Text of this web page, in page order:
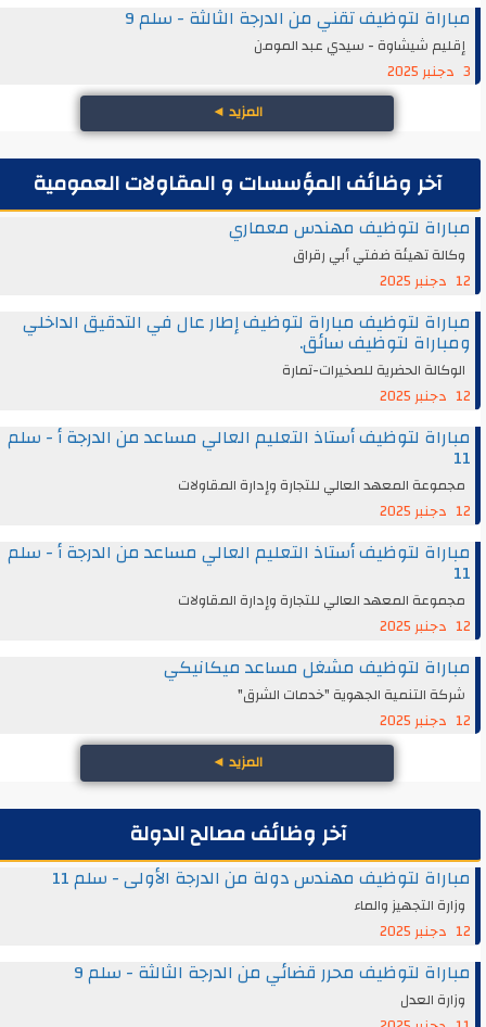
مباراة لتوظيف تقني من الدرجة الثالثة - سلم 9
إقليم شيشاوة - سيدي عبد المومن
المزيد◄
آخر وظائف المؤسسات و المقاولات العمومية
مباراة لتوظيف مهندس معماري
وكالة تهيئة ضفتي أبي رقراق
12 دجنبر 2025
مباراة لتوظيف مباراة لتوظيف إطار عال في التدقيق الداخلي
ومباراة لتوظيف سائق.
الوكالة الحضرية للصخيرات-تمارة
12 دجنبر 2025
مباراة لتوظيف أستاذ التعليم العالي مساعد من الدرجة أ - سلم
11
مجموعة المعهد العالي للتجارة وإدارة المقاولات
12 دجنبر 2025
مباراة لتوظيف أستاذ التعليم العالي مساعد من الدرجة أ - سلم
11
مجموعة المعهد العالي للتجارة وإدارة المقاولات
12 دجنبر 2025
مباراة لتوظيف مشغل مساعد ميكانيكي
شركة التنمية الجهوية "خدمات الشرق"
12 دجنبر 2025
المزيد◄
آخر وظائف مصالح الدولة
مباراة لتوظيف مهندس دولة من الدرجة الأولى - سلم 11
وزارة التجهيز والماء
12 دجنبر 2025
مباراة لتوظيف محرر قضائي من الدرجة الثالثة - سلم 9
وزارة العدل